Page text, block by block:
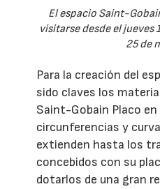
El espacio Saint-
visitarse desde el jueves
25 de
Para la creación del
sido claves los
Saint-Gobain Placo
circunferencias y
extienden hasta los
concebidos con su
dotarlos de una gran